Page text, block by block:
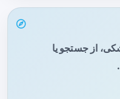
از جستجو یا